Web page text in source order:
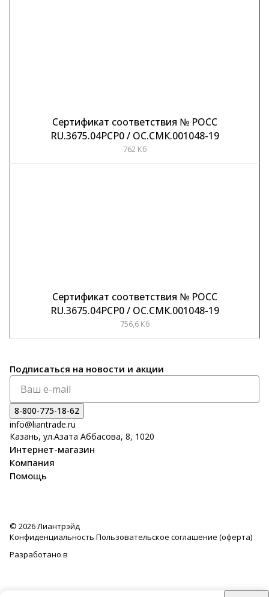
Сертификат соответствия № РОСС
RU.3675.04PCP0 / ОС.СМК.001048-19
762 Кб
Сертификат соответствия № РОСС
RU.3675.04PCP0 / ОС.СМК.001048-19
756,6 Кб
Подписаться на новости и акции
8-800-775-18-62
info@liantrade.ru
Казань, ул.Азата Аббасова, 8, 1020
Интернет-магазин
Компания
Помощь
© 2026 Лиантрэйд
Конфиденциальность Пользовательское соглашение (оферта)
Разработано в